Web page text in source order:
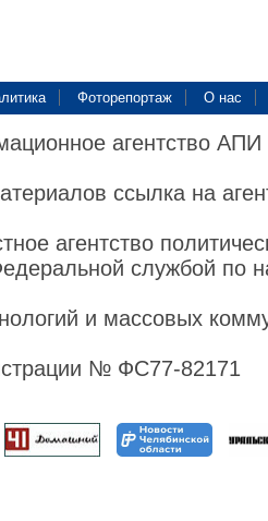
Фоторепортаж О нас
агентство
ссылка на
агентство
службой по
и массовых
№ ФС77-82171